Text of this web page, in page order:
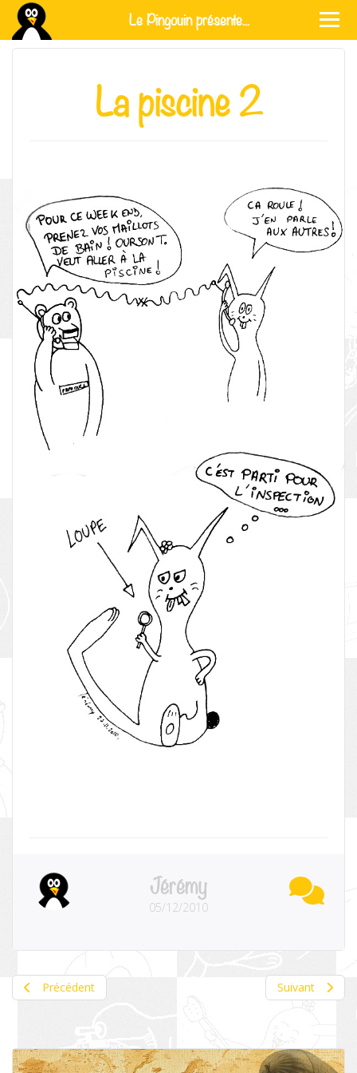
Le Pingouin présente...
La piscine 2
Jérémy
05/12/2010
Précédent Suivant